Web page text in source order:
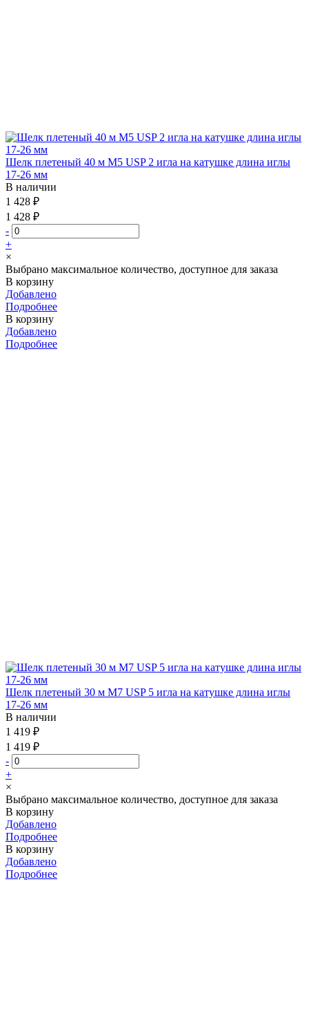
Шелк плетеный 40 м М5 USP 2 игла на катушке длина иглы
17-26 мм
В наличии
1 428 ₽
1 428 ₽
-
+
×
Выбрано максимальное количество, доступное для заказа
В корзину
Добавлено
Подробнее
В корзину
Добавлено
Подробнее
Шелк плетеный 30 м М7 USP 5 игла на катушке длина иглы
17-26 мм
В наличии
1 419 ₽
1 419 ₽
-
+
×
Выбрано максимальное количество, доступное для заказа
В корзину
Добавлено
Подробнее
В корзину
Добавлено
Подробнее